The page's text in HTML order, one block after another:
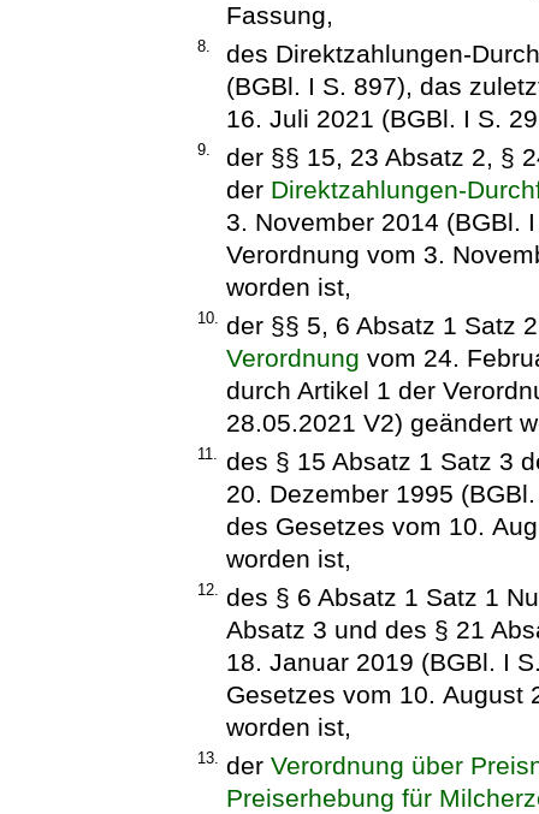
Fassung,
8.
des Direktzahlungen-
(BGBl. I S. 897), das
16. Juli 2021 (BGBl. I S.
9.
der §§ 15, 23 Absatz 2, §
der Direktzahlungen-
3. November 2014 (BGBl.
Verordnung vom 3.
worden ist,
10. der §§ 5, 6 Absatz 1 Satz
Verordnung vom 24.
durch Artikel 1 der
28.05.2021 V2) geändert
11. des § 15 Absatz 1 Satz 3
20. Dezember 1995
des Gesetzes vom 10.
worden ist,
12. des § 6 Absatz 1 Satz 1
Absatz 3 und des § 21
18. Januar 2019 (BGBl. I
Gesetzes vom 10. August
worden ist,
13. der Verordnung über
Preiserhebung für